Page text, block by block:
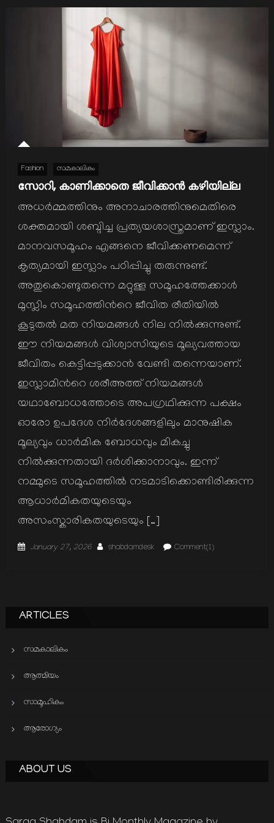
Fashion സമകാലികം
സോറി, കാണിക്കാതെ ജീവിക്കാൻ കഴിയില്ല
അധര്‍മ്മത്തിനും അനാചാരത്തിനുമെതിരെ
ശക്തമായി ശബ്ദിച്ച പ്രത്യയശാസ്ത്രമാണ് ഇസ്ലാം.
മാനവസമൂഹം എങ്ങനെ ജീവിക്കണമെന്ന്
കൃത്യമായി ഇസ്ലാം പഠിപ്പിച്ചു തരുന്നുണ്ട്.
അതുകൊണ്ടുതന്നെ മറ്റുള്ള സമൂഹത്തേക്കാള്‍
മുസ്ലിം സമൂഹത്തിന്‍റെ ജീവിത രീതിയില്‍
കൂടുതല്‍ മത നിയമങ്ങള്‍ നില നില്‍ക്കുന്നുണ്ട്.
ഈ നിയമങ്ങള്‍ വിശ്വാസിയുടെ മൂല്യവത്തായ
ജീവിതം കെട്ടിപ്പടുക്കാന്‍ വേണ്ടി തന്നെയാണ്.
ഇസ്ലാമിന്‍റെ ശരീഅത്ത് നിയമങ്ങള്‍
യഥാബോധത്തോടെ അപഗ്രഥിക്കുന്ന പക്ഷം
ഓരോ ഉപദേശ നിര്‍ദേശങ്ങളിലും മാനുഷിക
മൂല്യവും ധാര്‍മിക ബോധവും മികച്ചു
നില്‍ക്കുന്നതായി ദര്‍ശിക്കാനാവും. ഇന്ന്
നമ്മുടെ സമൂഹത്തില്‍ നടമാടിക്കൊണ്ടിരിക്കുന്ന
ആധാര്‍മികതയുടെയും
അസംസ്കാരികതയുടെയും […]
Posted
January 27, 2026 Author
shabdamdesk Comment(1)
ARTICLES
സമകാലികം
ആത്മിയം
സാമൂഹികം
ആരോഗ്യം
ABOUT US